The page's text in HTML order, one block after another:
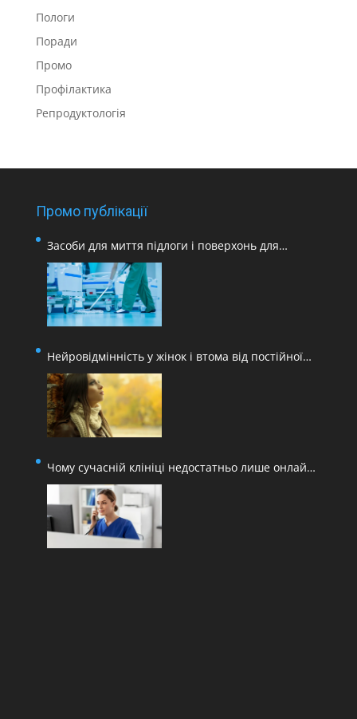
Пологи
Поради
Промо
Профілактика
Репродуктологія
Промо публікації
Засоби для миття підлоги і поверхонь для
медичних закладів
Нейровідмінність у жінок і втома від постійної
адаптації
Чому сучасній клініці недостатньо лише онлайн-
запису